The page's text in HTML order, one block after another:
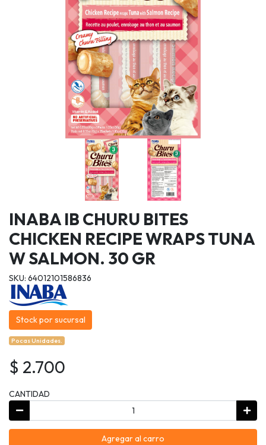
INABA IB CHURU BITES
CHICKEN RECIPE WRAPS TUNA
W SALMON. 30 GR
SKU: 64012101586836
Stock por sucursal
Pocas Unidades.
$ 2.700
CANTIDAD
Agregar al carro